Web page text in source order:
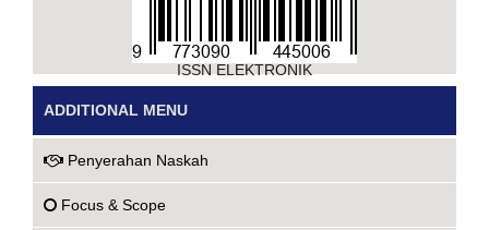
ISSN ELEKTRONIK
ADDITIONAL MENU
Penyerahan Naskah
Focus & Scope